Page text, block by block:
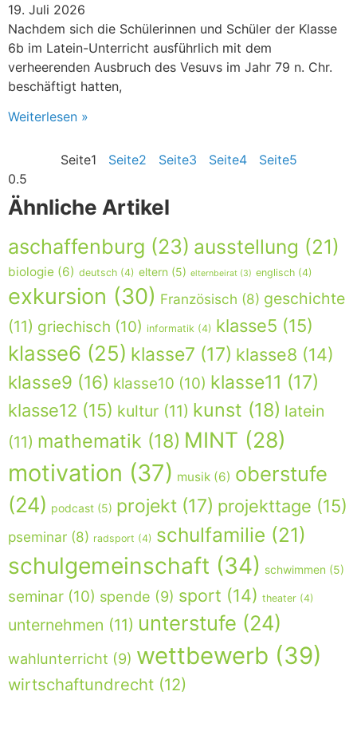
19. Juli 2026
Nachdem sich die Schülerinnen und Schüler der Klasse
6b im Latein-Unterricht ausführlich mit dem
verheerenden Ausbruch des Vesuvs im Jahr 79 n. Chr.
beschäftigt hatten,
Weiterlesen »
Seite1 Seite2 Seite3 Seite4 Seite5
Ähnliche Artikel
aschaffenburg (23) ausstellung (21)
biologie (6) deutsch (4) eltern (5) elternbeirat (3) englisch (4)
exkursion (30) Französisch (8) geschichte
(11) griechisch (10) informatik (4) klasse5 (15)
klasse6 (25) klasse7 (17) klasse8 (14)
klasse9 (16) klasse10 (10) klasse11 (17)
klasse12 (15) kultur (11) kunst (18) latein
(11) mathematik (18) MINT (28)
motivation (37) musik (6) oberstufe
(24) podcast (5) projekt (17) projekttage (15)
pseminar (8) radsport (4) schulfamilie (21)
schulgemeinschaft (34) schwimmen (5)
seminar (10) spende (9) sport (14) theater (4)
unternehmen (11) unterstufe (24)
wahlunterricht (9) wettbewerb (39)
wirtschaftundrecht (12)